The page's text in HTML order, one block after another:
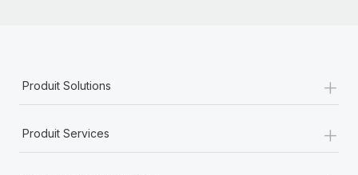
Produit Solutions +
Produit Services +